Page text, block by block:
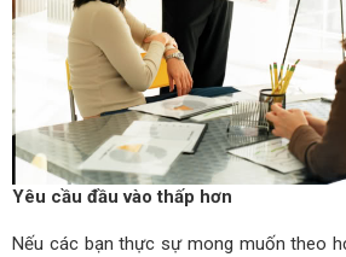
Yêu cầu đầu vào thấp hơn
Nếu các bạn thực sự mong muốn theo